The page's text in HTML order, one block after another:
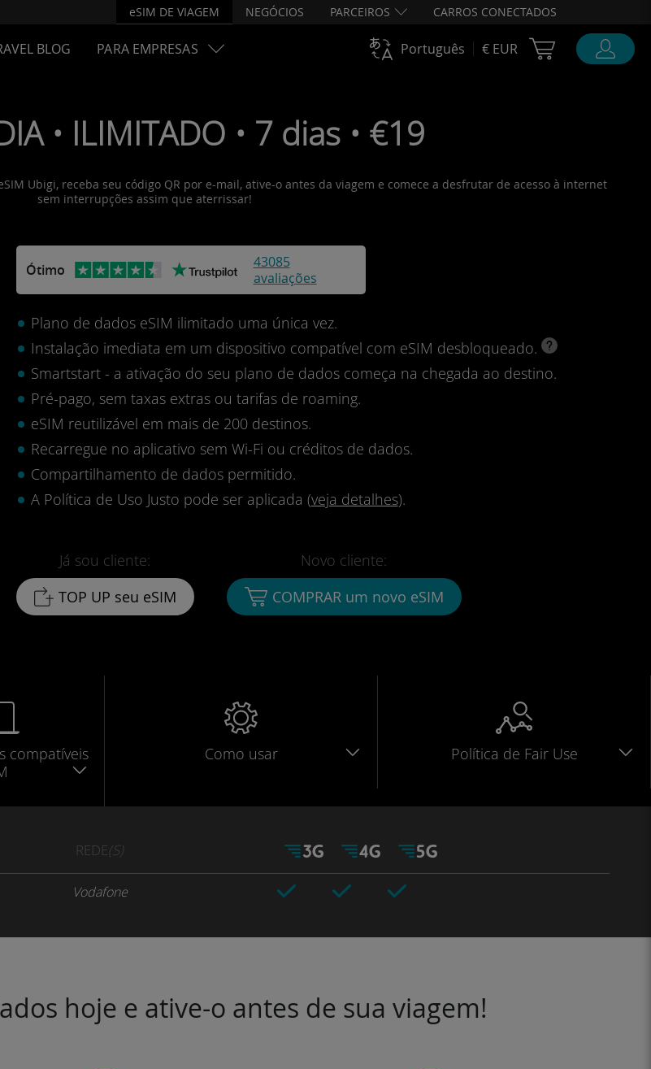
eSIM DE VIAGEM NEGÓCIOS PARCEIROS CARROS CONECTADOS
BLOG PARA EMPRESAS Português € EUR Cart Ubigi
• ILIMITADO • 7 dias • €19
Ubigi, receba seu código QR por e-mail, ative-o antes da viagem e comece a desfrutar de acesso à internet
sem interrupções assim que aterrissar!
Ótimo
43085
avaliações
Plano de dados eSIM ilimitado uma única vez.
Instalação imediata em um dispositivo compatível com eSIM desbloqueado.
Smartstart - a ativação do seu plano de dados começa na chegada ao destino.
Pré-pago, sem taxas extras ou tarifas de roaming.
eSIM reutilizável em mais de 200 destinos.
Recarregue no aplicativo sem Wi-Fi ou créditos de dados.
Compartilhamento de dados permitido.
A Política de Uso Justo pode ser aplicada (veja detalhes).
Já sou cliente:
TOP UP seu eSIM
Novo cliente:
COMPRAR um novo eSIM
compatíveis
Como usar Política de Fair Use
REDE(S)
Vodafone
hoje e ative-o antes de sua viagem!